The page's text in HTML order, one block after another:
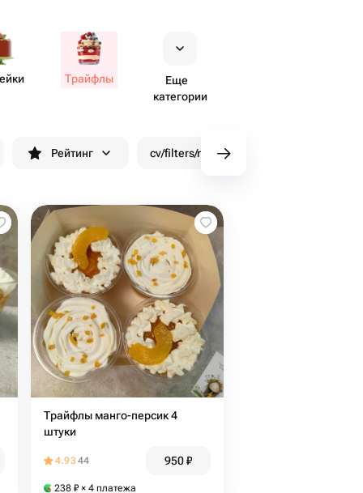
Трайфлы
Еще
категории
Рейтинг cv/filters/name_fast_delivery
Трайфлы манго-персик 4
штуки
4.9344 950₽
238 ₽ × 4 платежа